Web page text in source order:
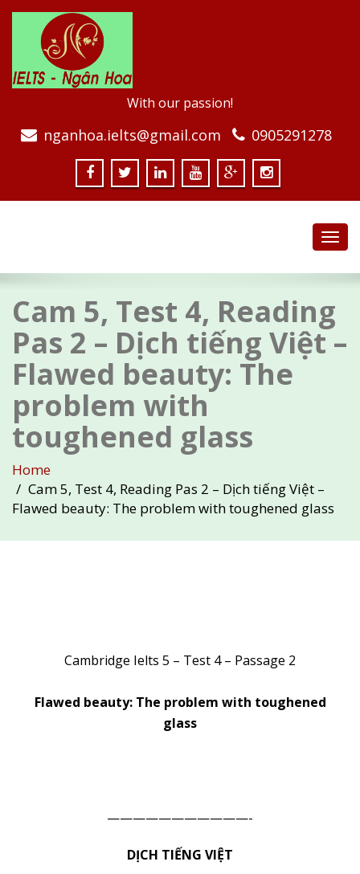
With our passion!
nganhoa.ielts@gmail.com 0905291278
Cam 5, Test 4, Reading
Pas 2 – Dịch tiếng Việt –
Flawed beauty: The
problem with
toughened glass
Home
Cam 5, Test 4, Reading Pas 2 – Dịch tiếng Việt –
Flawed beauty: The problem with toughened glass
Cambridge Ielts 5 – Test 4 – Passage 2
Flawed beauty: The problem with toughened
glass
———————————-
DỊCH TIẾNG VIỆT